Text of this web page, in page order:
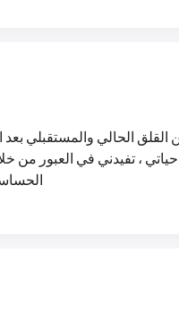
، تفيدني في العبور من